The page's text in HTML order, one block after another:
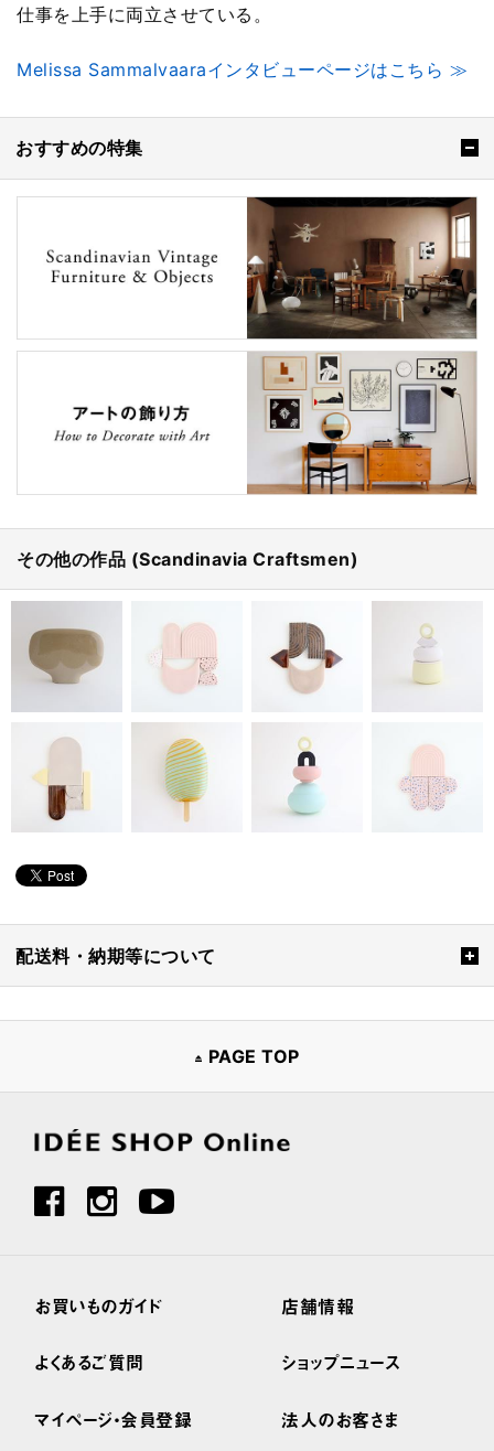
仕事を上手に両立させている。
Melissa Sammalvaaraインタビューページはこちら ≫
おすすめの特集
その他の作品 (Scandinavia Craftsmen)
配送料・納期等について
PAGE TOP
お買いものガイド
よくあるご質問
マイページ・会員登録
店舗情報
ショップニュース
法人のお客さま